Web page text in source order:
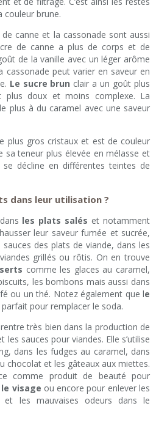
couleur brune.
canne et la cassonade sont aussi
de canne a plus de corps et de
de la vanille avec un léger arôme
peut varier en saveur en
Le sucre brun clair a un goût plus
doux et moins complexe. La
plus à du caramel avec une saveur
plus gros cristaux et est de couleur
sa teneur plus élevée en mélasse et
décline en différentes teintes de
dans leur utilisation ?
les plats salés et notamment
leur saveur fumée et sucrée,
des plats de viande, dans les
grillés ou rôtis. On en trouve
comme les glaces au caramel,
les bombons mais aussi dans
ou un thé. Notez également que le
parfait pour remplacer le soda.
très bien dans la production de
sauces pour viandes. Elle s’utilise
dans les fudges au caramel, dans
chocolat et les gâteaux aux miettes.
comme produit de beauté pour
visage ou encore pour enlever les
les mauvaises odeurs dans le